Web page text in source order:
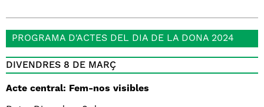
PROGRAMA D'ACTES DEL DIA DE LA DONA 2024
DIVENDRES 8 DE MARÇ
Acte central: Fem-nos visibles